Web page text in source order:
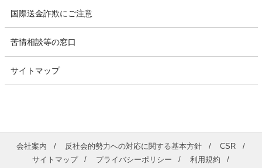
国際送金詐欺にご注意
苦情相談等の窓口
サイトマップ
会社案内 反社会的勢力への対応に関する基本方針
CSR
サイトマップ
プライバシーポリシー 利用規約